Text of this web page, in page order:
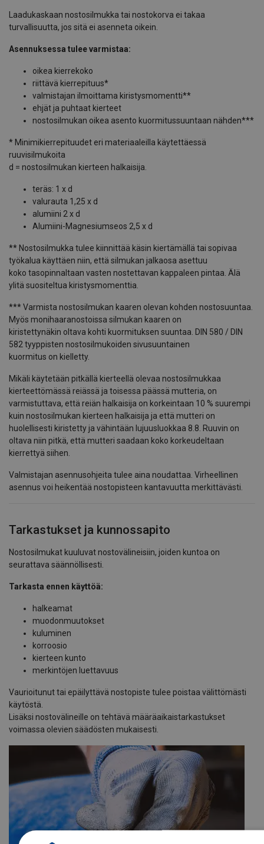
Laadukaskaan nostosilmukka tai nostokorva ei takaa
turvallisuutta, jos sitä ei asenneta oikein.
Asennuksessa tulee varmistaa:
oikea kierrekoko
riittävä kierrepituus*
valmistajan ilmoittama kiristysmomentti**
ehjät ja puhtaat kierteet
nostosilmukan oikea asento kuormitussuuntaan nähden***
* Minimikierrepituudet eri materiaaleilla käytettäessä
ruuvisilmukoita
d = nostosilmukan kierteen halkaisija.
teräs: 1 x d
valurauta 1,25 x d
alumiini 2 x d
Alumiini-Magnesiumseos 2,5 x d
** Nostosilmukka tulee kiinnittää käsin kiertämällä tai sopivaa
työkalua käyttäen niin, että silmukan jalkaosa asettuu
koko tasopinnaltaan vasten nostettavan kappaleen pintaa. Älä
ylitä suositeltua kiristysmomenttia.
*** Varmista nostosilmukan kaaren olevan kohden nostosuuntaa.
Myös monihaaranostoissa silmukan kaaren on
kiristettynäkin oltava kohti kuormituksen suuntaa. DIN 580 / DIN
582 tyyppisten nostosilmukoiden sivusuuntainen
kuormitus on kielletty.
Mikäli käytetään pitkällä kierteellä olevaa nostosilmukkaa
kierteettömässä reiässä ja toisessa päässä mutteria, on
varmistuttava, että reiän halkaisija on korkeintaan 10 % suurempi
kuin nostosilmukan kierteen halkaisija ja että mutteri on
huolellisesti kiristetty ja vähintään lujuusluokkaa 8.8. Ruuvin on
oltava niin pitkä, että mutteri saadaan koko korkeudeltaan
kierrettyä siihen.
Valmistajan asennusohjeita tulee aina noudattaa. Virheellinen
asennus voi heikentää nostopisteen kantavuutta merkittävästi.
Tarkastukset ja kunnossapito
Nostosilmukat kuuluvat nostovälineisiin, joiden kuntoa on
seurattava säännöllisesti.
Tarkasta ennen käyttöä:
halkeamat
muodonmuutokset
kuluminen
korroosio
kierteen kunto
merkintöjen luettavuus
Vaurioitunut tai epäilyttävä nostopiste tulee poistaa välittömästi
käytöstä.
Lisäksi nostovälineille on tehtävä määräaikaistarkastukset
voimassa olevien säädösten mukaisesti.